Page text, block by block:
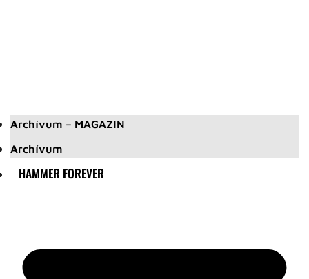
Archívum – MAGAZIN
Archívum
HAMMER FOREVER